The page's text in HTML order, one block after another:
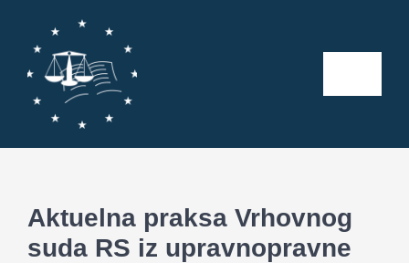
Toggle
Kalendar aktivnosti
Aktuelna praksa Vrhovnog
suda RS iz upravnopravne